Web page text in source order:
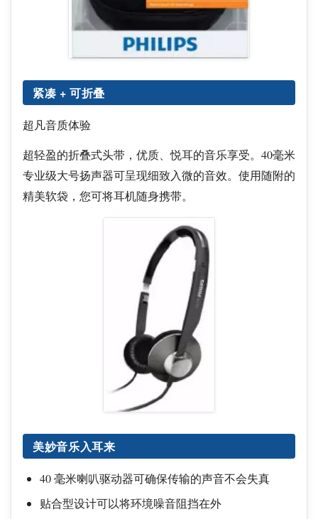
紧凑 + 可折叠
超凡音质体验
超轻盈的折叠式头带，优质、悦耳的音乐享受。40毫米
专业级大号扬声器可呈现细致入微的音效。使用随附的
精美软袋，您可将耳机随身携带。
美妙音乐入耳来
40 毫米喇叭驱动器可确保传输的声音不会失真
贴合型设计可以将环境噪音阻挡在外